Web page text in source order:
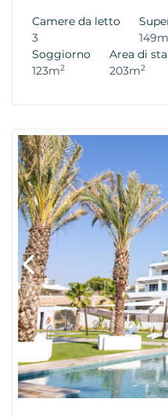
Camere da letto
3
149m
Soggiorno
123m2
Area di
203m2